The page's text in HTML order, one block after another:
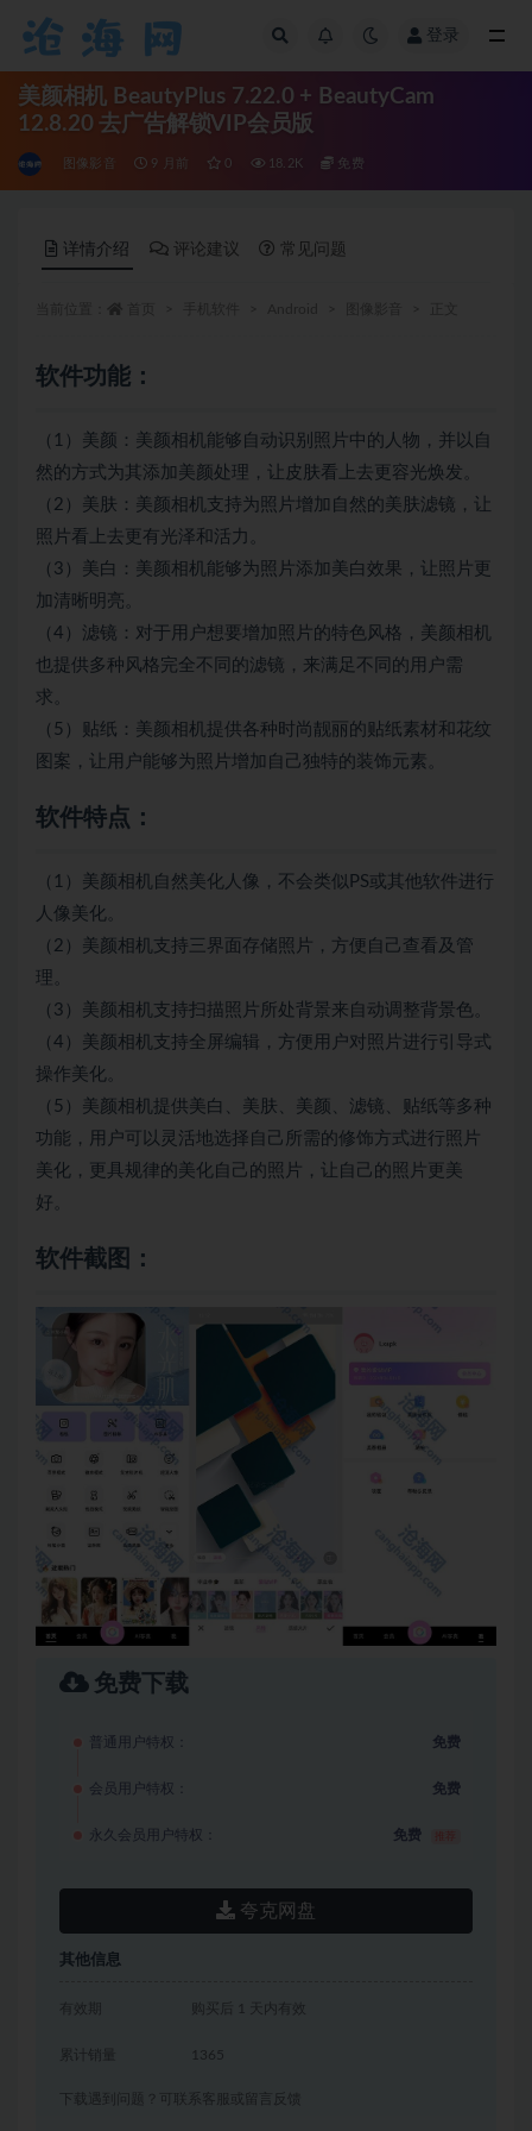
登录
美颜相机 BeautyPlus 7.22.0 + BeautyCam
12.8.20 去广告解锁VIP会员版
图像影音 9 月前 0 18.2K 免费
详情介绍 评论建议 常见问题
软件功能：
（1）美颜：美颜相机能够自动识别照片中的人物，并以自
然的方式为其添加美颜处理，让皮肤看上去更容光焕发。
（2）美肤：美颜相机支持为照片增加自然的美肤滤镜，让
照片看上去更有光泽和活力。
（3）美白：美颜相机能够为照片添加美白效果，让照片更
加清晰明亮。
（4）滤镜：对于用户想要增加照片的特色风格，美颜相机
也提供多种风格完全不同的滤镜，来满足不同的用户需
求。
（5）贴纸：美颜相机提供各种时尚靓丽的贴纸素材和花纹
图案，让用户能够为照片增加自己独特的装饰元素。
软件特点：
（1）美颜相机自然美化人像，不会类似PS或其他软件进行
人像美化。
（2）美颜相机支持三界面存储照片，方便自己查看及管
理。
（3）美颜相机支持扫描照片所处背景来自动调整背景色。
（4）美颜相机支持全屏编辑，方便用户对照片进行引导式
操作美化。
（5）美颜相机提供美白、美肤、美颜、滤镜、贴纸等多种
功能，用户可以灵活地选择自己所需的修饰方式进行照片
美化，更具规律的美化自己的照片，让自己的照片更美
好。
软件截图：
免费下载
普通用户特权： 免费
会员用户特权： 免费
永久会员用户特权： 免费
夸克网盘
其他信息
有效期 购买后 1 天内有效
累计销量 1365
下载遇到问题？可联系客服或留言反馈